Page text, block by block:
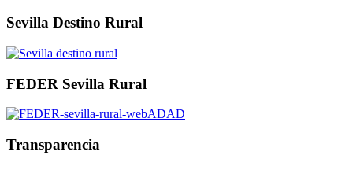
Sevilla Destino Rural
FEDER Sevilla Rural
Transparencia